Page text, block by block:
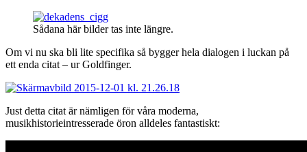
Sådana här bilder tas inte längre.
Om vi nu ska bli lite specifika så bygger hela dialogen i luckan på
ett enda citat – ur Goldfinger.
Just detta citat är nämligen för våra moderna,
musikhistorieintresserade öron alldeles fantastiskt: